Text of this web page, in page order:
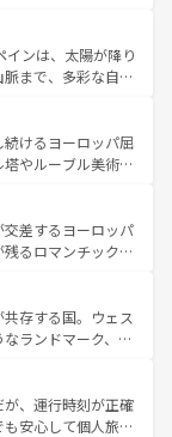
マルフィ海岸の絶
合間には、本場の
を堪能することも
旅をしてみよう！
ツ一覧 を参照してほ
ンは、太陽が降り
まで、多彩な自然
メンコ、熱気あふ
の一部となってい
や、バルセロナの
で多彩な表情を見
スペインはその個
る。 なお、新着のスペイン情報はコ
けるヨーロッパ屈
やルーブル美術館
宮殿、歴史的な大
が、訪れる者を心
国としても知ら
、プロヴァンスの
み方が可能だ。さ
おり、どの街角に
なる文化を体験で
情報はコンテンツ一覧
差するヨーロッパ
るロマンチック街
ることがない。ベ
ルプスの絶景、そ
景は必見。ビール
新着の
てほしい。
存する国。ウェス
ランドマーク、歴
雅なアフタヌーン
パブ、サッカー観
富。イギリスを旅
、運行時刻が正確
安心して個人旅行